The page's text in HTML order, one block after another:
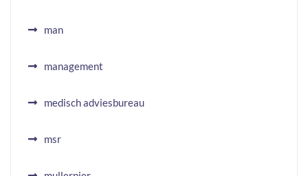
man
management
medisch adviesbureau
msr